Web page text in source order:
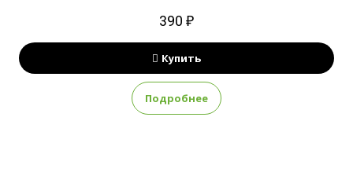
390 ₽
Купить
Подробнее